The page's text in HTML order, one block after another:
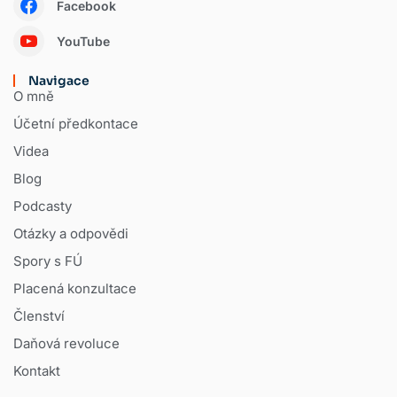
Facebook
YouTube
Navigace
O mně
Účetní předkontace
Videa
Blog
Podcasty
Otázky a odpovědi
Spory s FÚ
Placená konzultace
Členství
Daňová revoluce
Kontakt